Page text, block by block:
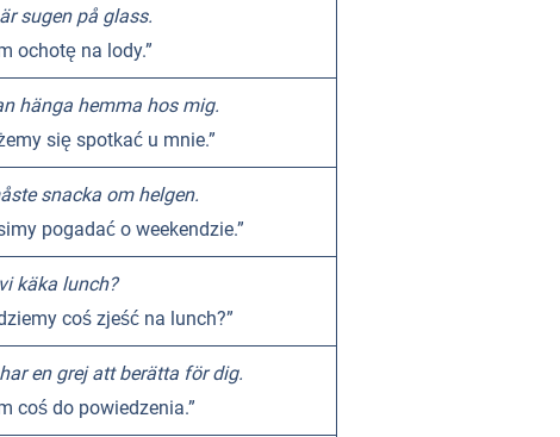
sugen på glass.
ochotę na lody.”
hänga hemma hos mig.
się spotkać u mnie.”
snacka om helgen.
pogadać o weekendzie.”
käka lunch?
coś zjeść na lunch?”
en grej att berätta för dig.
coś do powiedzenia.”